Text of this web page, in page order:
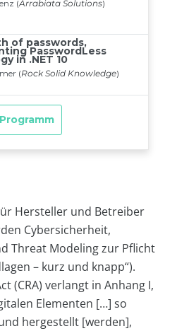
Hersteller und Betreiber
Cybersicherheit,
Threat Modeling zur Pflicht
– kurz und knapp“).
(CRA) verlangt in Anhang I,
Elementen […] so
hergestellt [werden],